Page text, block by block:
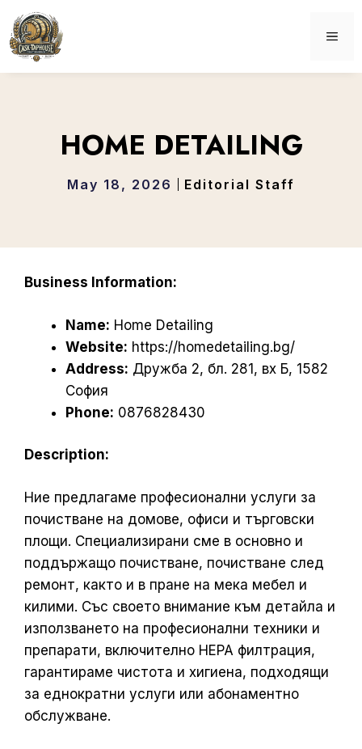
to
content
HOME DETAILING
May 18, 2026 Editorial Staff
Business Information:
Name: Home Detailing
Website: https://homedetailing.bg/
Address: Дружба 2, бл. 281, вх Б, 1582
София
Phone: 0876828430
Description:
Ние предлагаме професионални услуги за
почистване на домове, офиси и търговски
площи. Специализирани сме в основно и
поддържащо почистване, почистване след
ремонт, както и в пране на мека мебел и
килими. Със своето внимание към детайла и
използването на професионални техники и
препарати, включително HEPA филтрация,
гарантираме чистота и хигиена, подходящи
за еднократни услуги или абонаментно
обслужване.